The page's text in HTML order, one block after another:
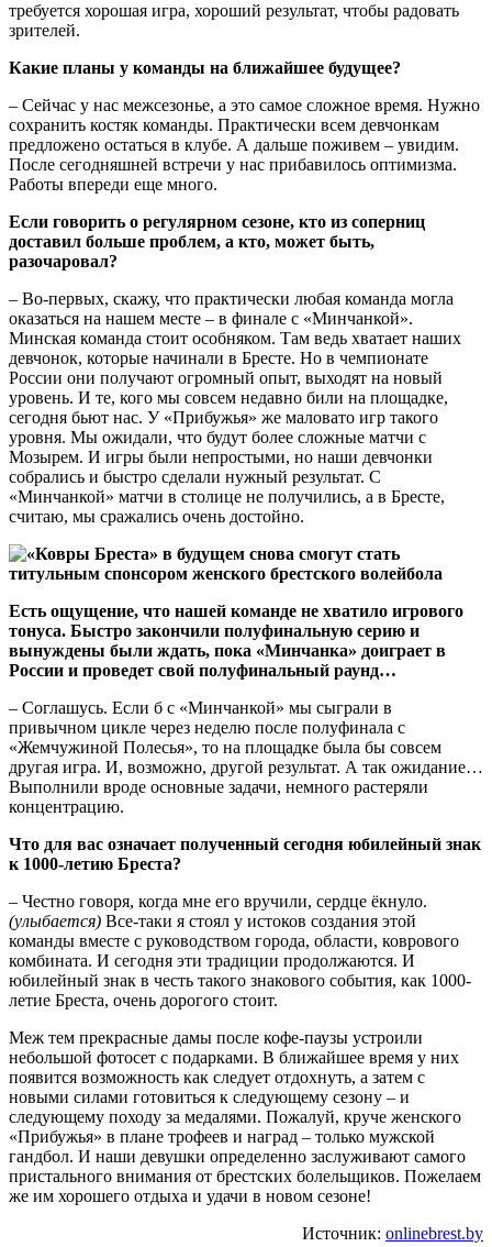
требуется хорошая игра, хороший результат, чтобы радовать
зрителей.
Какие планы у команды на ближайшее будущее?
– Сейчас у нас межсезонье, а это самое сложное время. Нужно
сохранить костяк команды. Практически всем девчонкам
предложено остаться в клубе. А дальше поживем – увидим.
После сегодняшней встречи у нас прибавилось оптимизма.
Работы впереди еще много.
Если говорить о регулярном сезоне, кто из соперниц
доставил больше проблем, а кто, может быть,
разочаровал?
– Во-первых, скажу, что практически любая команда могла
оказаться на нашем месте – в финале с «Минчанкой».
Минская команда стоит особняком. Там ведь хватает наших
девчонок, которые начинали в Бресте. Но в чемпионате
России они получают огромный опыт, выходят на новый
уровень. И те, кого мы совсем недавно били на площадке,
сегодня бьют нас. У «Прибужья» же маловато игр такого
уровня. Мы ожидали, что будут более сложные матчи с
Мозырем. И игры были непростыми, но наши девчонки
собрались и быстро сделали нужный результат. С
«Минчанкой» матчи в столице не получились, а в Бресте,
считаю, мы сражались очень достойно.
Есть ощущение, что нашей команде не хватило игрового
тонуса. Быстро закончили полуфинальную серию и
вынуждены были ждать, пока «Минчанка» доиграет в
России и проведет свой полуфинальный раунд…
– Соглашусь. Если б с «Минчанкой» мы сыграли в
привычном цикле через неделю после полуфинала с
«Жемчужиной Полесья», то на площадке была бы совсем
другая игра. И, возможно, другой результат. А так ожидание…
Выполнили вроде основные задачи, немного растеряли
концентрацию.
Что для вас означает полученный сегодня юбилейный знак
к 1000-летию Бреста?
– Честно говоря, когда мне его вручили, сердце ёкнуло.
(улыбается) Все-таки я стоял у истоков создания этой
команды вместе с руководством города, области, коврового
комбината. И сегодня эти традиции продолжаются. И
юбилейный знак в честь такого знакового события, как 1000-
летие Бреста, очень дорогого стоит.
Меж тем прекрасные дамы после кофе-паузы устроили
небольшой фотосет с подарками. В ближайшее время у них
появится возможность как следует отдохнуть, а затем с
новыми силами готовиться к следующему сезону – и
следующему походу за медалями. Пожалуй, круче женского
«Прибужья» в плане трофеев и наград – только мужской
гандбол. И наши девушки определенно заслуживают самого
пристального внимания от брестских болельщиков. Пожелаем
же им хорошего отдыха и удачи в новом сезоне!
Источник: onlinebrest.by